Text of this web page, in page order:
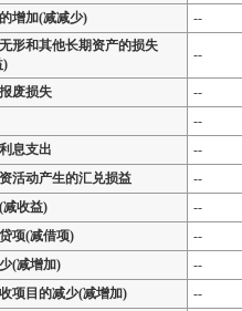
增加(减减少)
--
形和其他长期资产的损失
)
--
废损失
--
--
息支出
--
活动产生的汇兑损益
--
减收益)
--
项(减借项)
--
(减增加)
--
项目的减少(减增加)
--